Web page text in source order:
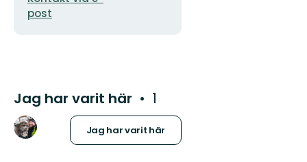
post
Jag har varit här 1
Jag har varit här